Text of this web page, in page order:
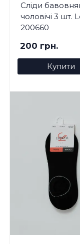
Сліди
чоловічі 3 шт.
200660
200 грн.
Купити